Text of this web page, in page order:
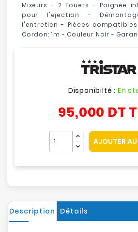
Mixeurs - 2 Fouets - Poignée
pour l'ejection -
l'entretien - Pièces
Cordon: 1m - Couleur Noir -
Disponibilté : En
95,000 DT
AJOUTER
Description Détails